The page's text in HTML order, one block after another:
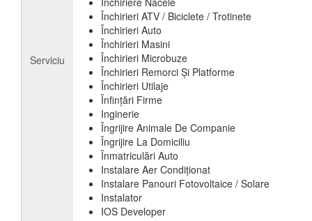
Serviciu
Închirieri ATV / Biciclete / Trotinete
Închirieri Auto
Închirieri Masini
Închirieri Microbuze
Închirieri Remorci Și Platforme
Închirieri Utilaje
Înfințări Firme
Inginerie
Îngrijire Animale De Companie
Îngrijire La Domiciliu
Înmatriculări Auto
Instalare Aer Condiționat
Instalare Panouri Fotovoltaice / Solare
Instalator
IOS Developer